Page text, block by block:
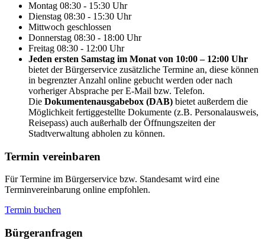
Montag 08:30 - 15:30 Uhr
Dienstag 08:30 - 15:30 Uhr
Mittwoch geschlossen
Donnerstag 08:30 - 18:00 Uhr
Freitag 08:30 - 12:00 Uhr
Jeden ersten Samstag im Monat von 10:00 – 12:00 Uhr
bietet der Bürgerservice zusätzliche Termine an, diese können
in begrenzter Anzahl online gebucht werden oder nach
vorheriger Absprache per E-Mail bzw. Telefon.
Die Dokumentenausgabebox (DAB) bietet außerdem die
Möglichkeit fertiggestellte Dokumente (z.B. Personalausweis,
Reisepass) auch außerhalb der Öffnungszeiten der
Stadtverwaltung abholen zu können.
Termin vereinbaren
Für Termine im Bürgerservice bzw. Standesamt wird eine
Terminvereinbarung online empfohlen.
Termin buchen
Bürger­anfragen